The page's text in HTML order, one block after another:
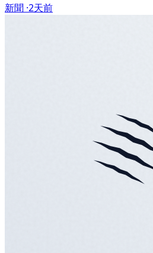
新聞 ·2天前